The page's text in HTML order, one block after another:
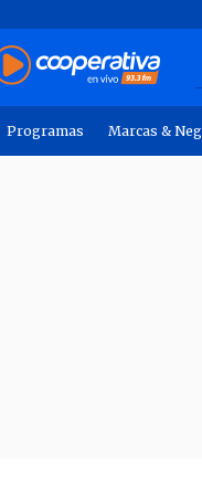
Programas Marcas &